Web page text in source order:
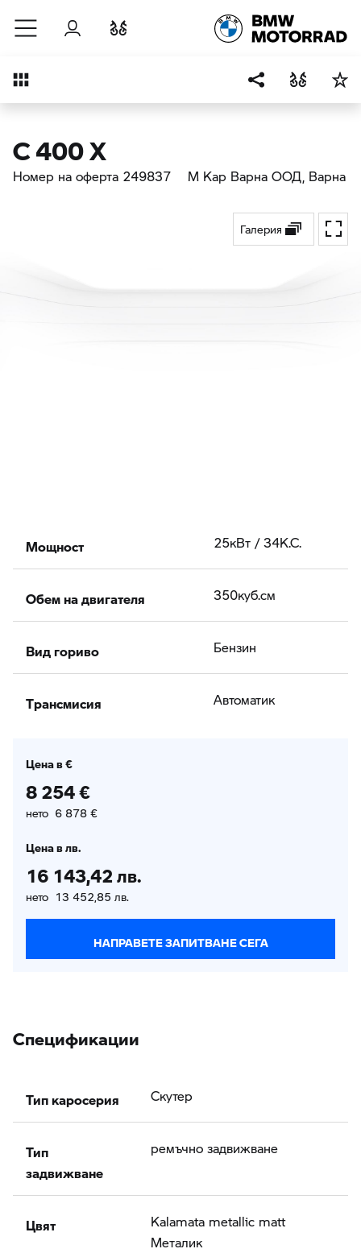
Към основното съдържание
Вход
Преглед
C 400 X
Номер на оферта 249837 М Кар Варна ООД, Варна
Галерия
Мощност 25кВт / 34К.С.
Обем на двигателя 350куб.cм
Вид гориво Бензин
Tрансмисия Автоматик
Цена в €
8 254 €
нето 6 878 €
Цена в лв.
16 143,42 лв.
нето 13 452,85 лв.
НАПРАВЕТЕ ЗАПИТВАНЕ СЕГА
Спецификации
Тип каросерия Скутер
Тип
задвижване
ремъчно задвижване
Цвят
Kalamata metallic matt
Meталик